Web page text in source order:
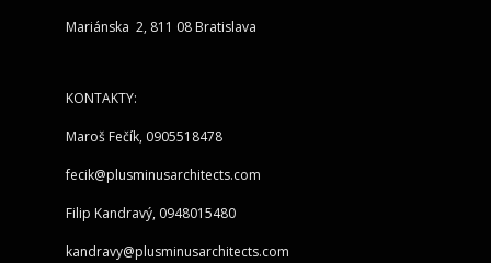
Mariánska 2, 811 08 Bratislava
KONTAKTY:
Maroš Fečík, 0905518478
fecik@plusminusarchitects.com
Filip Kandravý, 0948015480
kandravy@plusminusarchitects.com